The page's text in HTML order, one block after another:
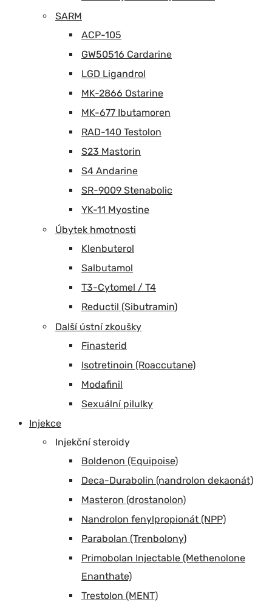
SARM
ACP-105
GW50516 Cardarine
LGD Ligandrol
MK-2866 Ostarine
MK-677 Ibutamoren
RAD-140 Testolon
S23 Mastorin
S4 Andarine
SR-9009 Stenabolic
YK-11 Myostine
Úbytek hmotnosti
Klenbuterol
Salbutamol
T3-Cytomel / T4
Reductil (Sibutramin)
Další ústní zkoušky
Finasterid
Isotretinoin (Roaccutane)
Modafinil
Sexuální pilulky
Injekce
Injekční steroidy
Boldenon (Equipoise)
Deca-Durabolin (nandrolon dekaonát)
Masteron (drostanolon)
Nandrolon fenylpropionát (NPP)
Parabolan (Trenbolony)
Primobolan Injectable (Methenolone
Enanthate)
Trestolon (MENT)